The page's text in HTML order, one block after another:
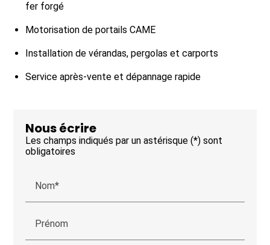
fer forgé
Motorisation de portails CAME
Installation de vérandas, pergolas et carports
Service après-vente et dépannage rapide
Nous écrire
Les champs indiqués par un astérisque (*) sont
obligatoires
Nom*
Prénom